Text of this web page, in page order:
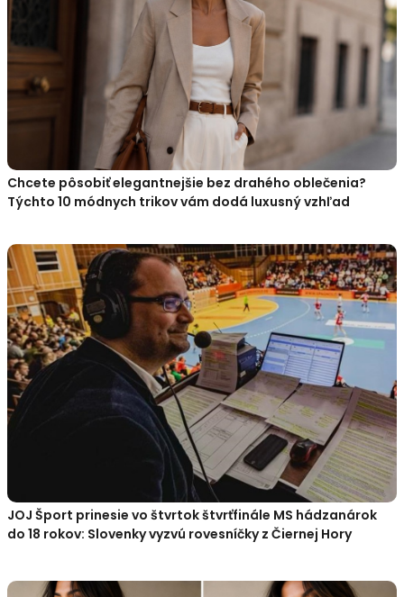
Chcete pôsobiť elegantnejšie bez drahého oblečenia?
Týchto 10 módnych trikov vám dodá luxusný vzhľad
JOJ Šport prinesie vo štvrtok štvrťfinále MS hádzanárok
do 18 rokov: Slovenky vyzvú rovesníčky z Čiernej Hory